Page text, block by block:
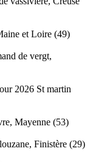
et Loire (49)
de vergt,
2026 St martin
Mayenne (53)
Finistère (29)